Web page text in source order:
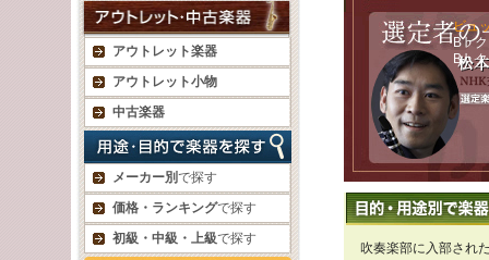
アウトレット楽器
アウトレット小物
中古楽器
メーカー別で探す
価格・ランキングで探す
初級・中級・上級で探す
ビュ
B♭ク
B♭ク
吹奏楽部に入部され